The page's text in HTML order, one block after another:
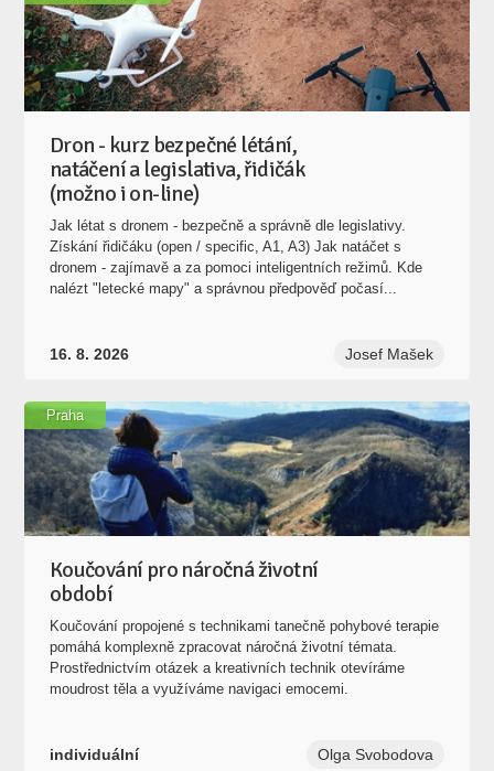
Dron - kurz bezpečné létání,
natáčení a legislativa, řidičák
(možno i on-line)
Jak létat s dronem - bezpečně a správně dle legislativy.
Získání řidičáku (open / specific, A1, A3) Jak natáčet s
dronem - zajímavě a za pomoci inteligentních režimů. Kde
nalézt "letecké mapy" a správnou předpověď počasí...
16. 8. 2026 Josef Mašek
Koučování pro náročná životní
období
Koučování propojené s technikami tanečně pohybové terapie
pomáhá komplexně zpracovat náročná životní témata.
Prostřednictvím otázek a kreativních technik otevíráme
moudrost těla a využíváme navigaci emocemi.
individuální Olga Svobodova
Praha